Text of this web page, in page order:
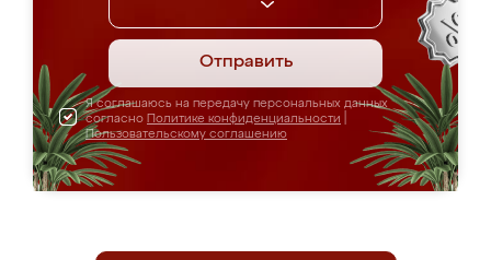
Отправить
Я соглашаюсь на передачу персональных данных
согласно Политике конфиденциальности
Пользовательскому соглашению